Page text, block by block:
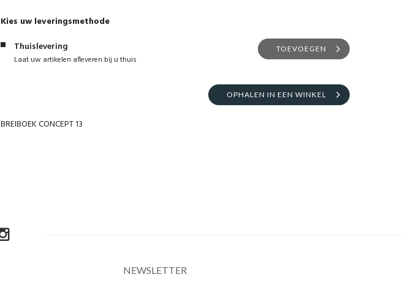
Kies uw leveringsmethode
Thuislevering
Laat uw artikelen afleveren bij u thuis
TOEVOEGEN
OPHALEN IN EEN WINKEL
BREIBOEK CONCEPT 13
NEWSLETTER